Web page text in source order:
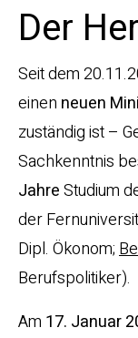
Der
Seit dem
einen neuen
zuständig ist –
Sachkenntnis
JahreStudium
der
Dipl. Ökonom;
Berufspolitiker).
Am 17. Januar